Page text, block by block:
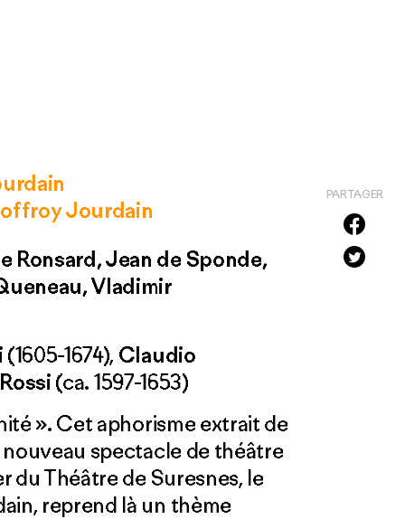
PARTAGER
Jourdain
Ronsard, Jean de Sponde,
Vladimir
(1605-1674), Claudio
(ca. 1597-1653)
». Cet aphorisme extrait de
spectacle de théâtre
du Théâtre de Suresnes, le
reprend là un thème